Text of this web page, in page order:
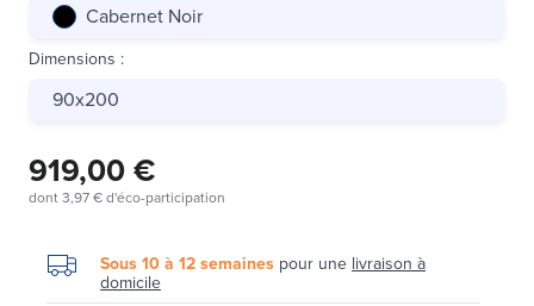
Cabernet Noir
Dimensions :
90x200
919,00 €
dont3,97 €d'éco-participation
Sous 10 à 12 semaines pour une livraison à
domicile